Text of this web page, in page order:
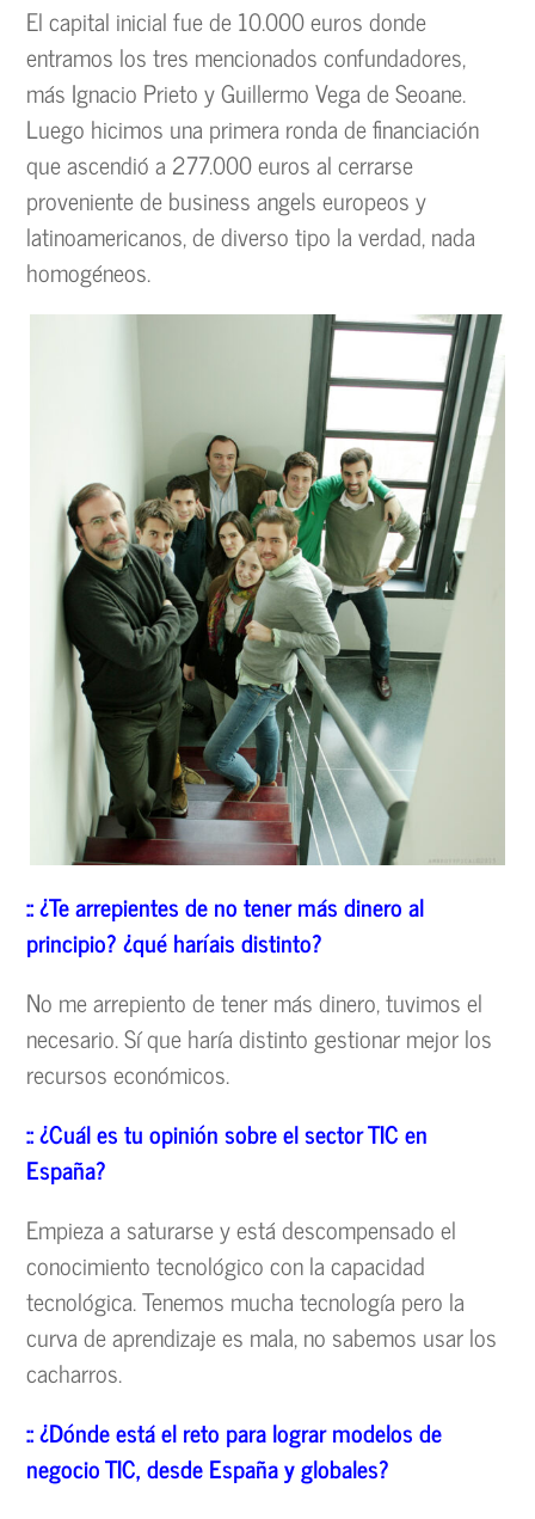
El capital inicial fue de 10.000 euros donde
entramos los tres mencionados confundadores,
más Ignacio Prieto y Guillermo Vega de Seoane.
Luego hicimos una primera ronda de financiación
que ascendió a 277.000 euros al cerrarse
proveniente de business angels europeos y
latinoamericanos, de diverso tipo la verdad, nada
homogéneos.
:: ¿Te arrepientes de no tener más dinero al
principio? ¿qué haríais distinto?
No me arrepiento de tener más dinero, tuvimos el
necesario. Sí que haría distinto gestionar mejor los
recursos económicos.
:: ¿Cuál es tu opinión sobre el sector TIC en
España?
Empieza a saturarse y está descompensado el
conocimiento tecnológico con la capacidad
tecnológica. Tenemos mucha tecnología pero la
curva de aprendizaje es mala, no sabemos usar los
cacharros.
:: ¿Dónde está el reto para lograr modelos de
negocio TIC, desde España y globales?